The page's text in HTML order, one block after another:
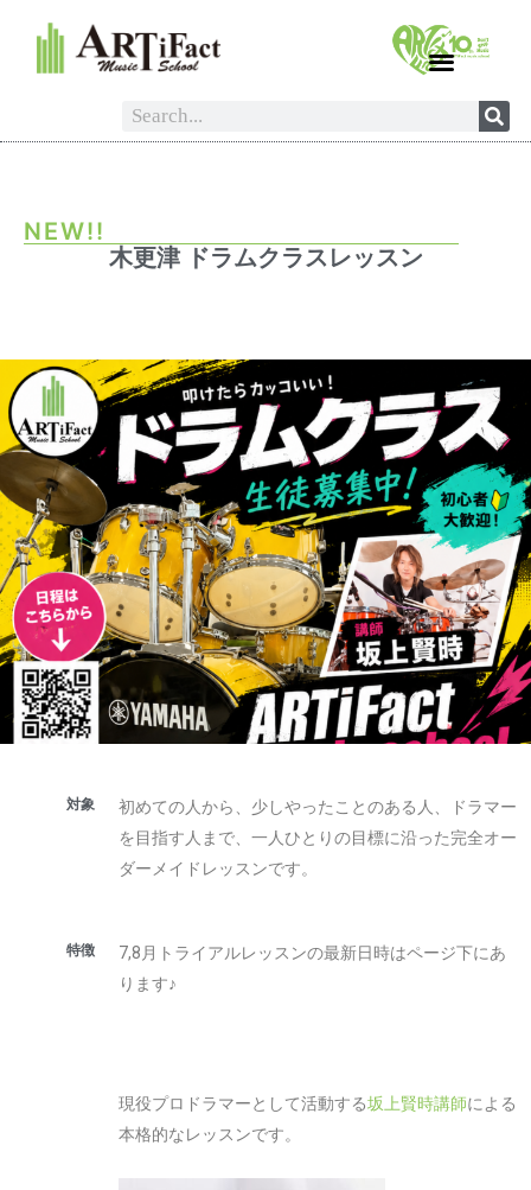
NEW!!
木更津 ドラムクラスレッスン
対象
初めての人から、少しやったことのある人、ドラマー
を目指す人まで、一人ひとりの目標に沿った完全オー
ダーメイドレッスンです。
特徴
7,8月トライアルレッスンの最新日時はページ下にあ
ります♪
現役プロドラマーとして活動する坂上賢時講師による
本格的なレッスンです。